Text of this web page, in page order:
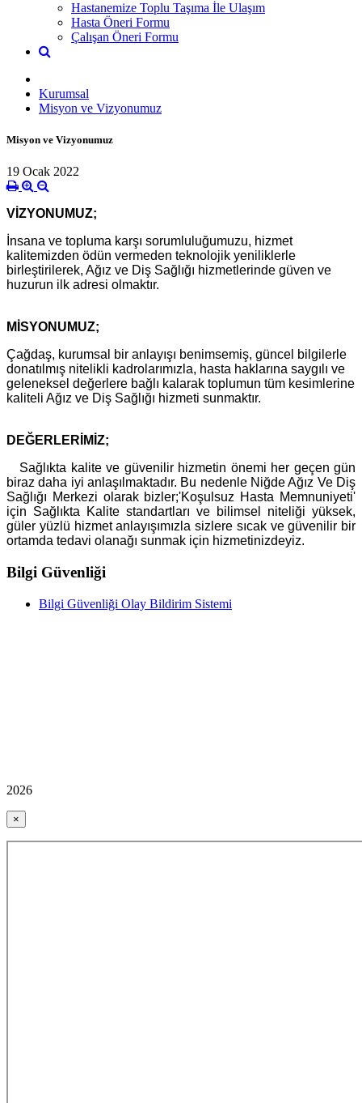
Hastanemize Toplu Taşıma İle Ulaşım
Hasta Öneri Formu
Çalışan Öneri Formu
Kurumsal
Misyon ve Vizyonumuz
Misyon ve Vizyonumuz
19 Ocak 2022
VİZYONUMUZ;
İnsana ve topluma karşı sorumluluğumuzu, hizmet
kalitemizden ödün vermeden teknolojik yeniliklerle
birleştirilerek, Ağız ve Diş Sağlığı hizmetlerinde güven ve
huzurun ilk adresi olmaktır.
MİSYONUMUZ;
Çağdaş, kurumsal bir anlayışı benimsemiş, güncel bilgilerle
donatılmış nitelikli kadrolarımızla, hasta haklarına saygılı ve
geleneksel değerlere bağlı kalarak toplumun tüm kesimlerine
kaliteli Ağız ve Diş Sağlığı hizmeti sunmaktır.
DEĞERLERİMİZ;
Sağlıkta kalite ve güvenilir hizmetin önemi her geçen gün
biraz daha iyi anlaşılmaktadır. Bu nedenle Niğde Ağız Ve Diş
Sağlığı Merkezi olarak bizler;'Koşulsuz Hasta Memnuniyeti'
için Sağlıkta Kalite standartları ve bilimsel niteliği yüksek,
güler yüzlü hizmet anlayışımızla sizlere sıcak ve güvenilir bir
ortamda tedavi olanağı sunmak için hizmetinizdeyiz.
Bilgi Güvenliği
Bilgi Güvenliği Olay Bildirim Sistemi
2026
×